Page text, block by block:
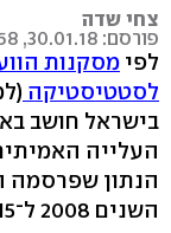
צחי שדה
פורסם: 30.01.18, 19:58
לפי מסקנות
לסטטיסטיקה
בישראל חושב
העלייה
הנתון שפרסמה